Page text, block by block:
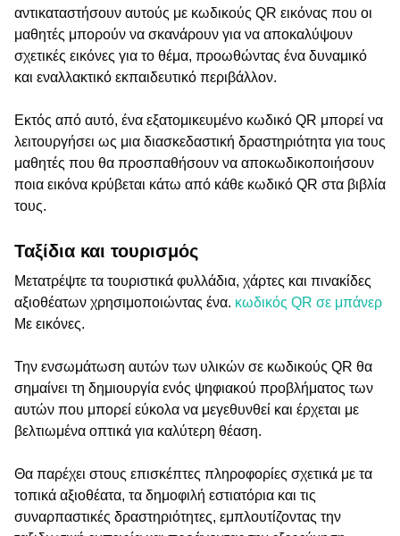
αντικαταστήσουν αυτούς με κωδικούς QR εικόνας που οι
μαθητές μπορούν να σκανάρουν για να αποκαλύψουν
σχετικές εικόνες για το θέμα, προωθώντας ένα δυναμικό
και εναλλακτικό εκπαιδευτικό περιβάλλον.
Εκτός από αυτό, ένα εξατομικευμένο κωδικό QR μπορεί να
λειτουργήσει ως μια διασκεδαστική δραστηριότητα για τους
μαθητές που θα προσπαθήσουν να αποκωδικοποιήσουν
ποια εικόνα κρύβεται κάτω από κάθε κωδικό QR στα βιβλία
τους.
Ταξίδια και τουρισμός
Μετατρέψτε τα τουριστικά φυλλάδια, χάρτες και πινακίδες
αξιοθέατων χρησιμοποιώντας ένα. κωδικός QR σε μπάνερ
Με εικόνες.
Την ενσωμάτωση αυτών των υλικών σε κωδικούς QR θα
σημαίνει τη δημιουργία ενός ψηφιακού προβλήματος των
αυτών που μπορεί εύκολα να μεγεθυνθεί και έρχεται με
βελτιωμένα οπτικά για καλύτερη θέαση.
Θα παρέχει στους επισκέπτες πληροφορίες σχετικά με τα
τοπικά αξιοθέατα, τα δημοφιλή εστιατόρια και τις
συναρπαστικές δραστηριότητες, εμπλουτίζοντας την